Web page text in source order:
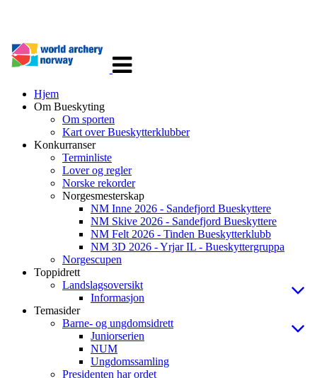
navigasjon
Hjem
Om Bueskyting
Om sporten
Kart over Bueskytterklubber
Konkurranser
Terminliste
Lover og regler
Norske rekorder
Norgesmesterskap
NM Inne 2026 - Sandefjord Bueskyttere
NM Skive 2026 - Sandefjord Bueskyttere
NM Felt 2026 - Tinden Bueskytterklubb
NM 3D 2026 - Yrjar IL - Bueskyttergruppa
Norgescupen
Toppidrett
Landslagsoversikt
Informasjon
Temasider
Barne- og ungdomsidrett
Juniorserien
NUM
Ungdomssamling
Presidenten har ordet